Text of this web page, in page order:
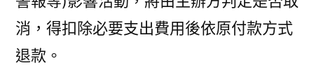
消，得扣除必要支出費用後依原付款方式
退款。